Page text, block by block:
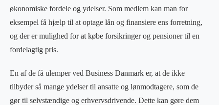
økonomiske fordele og ydelser. Som medlem kan man for
eksempel få hjælp til at optage lån og finansiere ens forretning,
og der er mulighed for at købe forsikringer og pensioner til en
fordelagtig pris.
En af de få ulemper ved Business Danmark er, at de ikke
tilbyder så mange ydelser til ansatte og lønmodtagere, som de
gør til selvstændige og erhvervsdrivende. Dette kan gøre dem